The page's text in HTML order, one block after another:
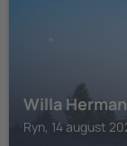
Willa
Ryn, 14 august